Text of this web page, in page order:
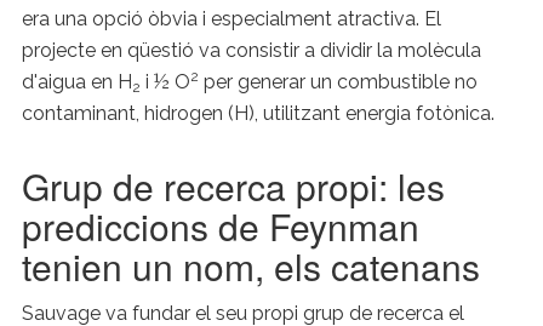
era una opció òbvia i especialment atractiva. El
projecte en qüestió va consistir a dividir la molècula
d'aigua en H2 i ½ O2 per generar un combustible no
contaminant, hidrogen (H), utilitzant energia fotònica.
Grup de recerca propi: les
prediccions de Feynman
tenien un nom, els catenans
Sauvage va fundar el seu propi grup de recerca el